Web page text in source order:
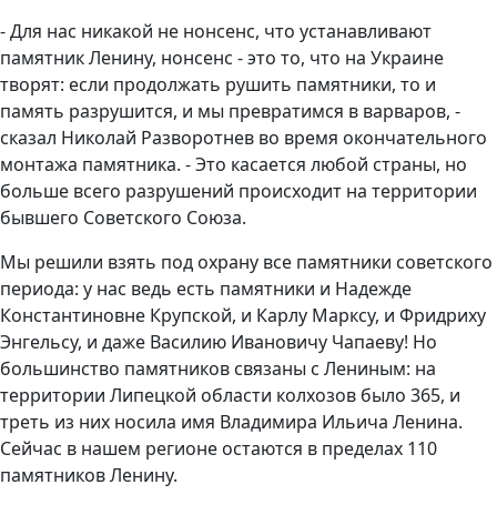
- Для нас никакой не нонсенс, что устанавливают
памятник Ленину, нонсенс - это то, что на Украине
творят: если продолжать рушить памятники, то и
память разрушится, и мы превратимся в варваров, -
сказал Николай Разворотнев во время окончательного
монтажа памятника. - Это касается любой страны, но
больше всего разрушений происходит на территории
бывшего Советского Союза.
Мы решили взять под охрану все памятники советского
периода: у нас ведь есть памятники и Надежде
Константиновне Крупской, и Карлу Марксу, и Фридриху
Энгельсу, и даже Василию Ивановичу Чапаеву! Но
большинство памятников связаны с Лениным: на
территории Липецкой области колхозов было 365, и
треть из них носила имя Владимира Ильича Ленина.
Сейчас в нашем регионе остаются в пределах 110
памятников Ленину.